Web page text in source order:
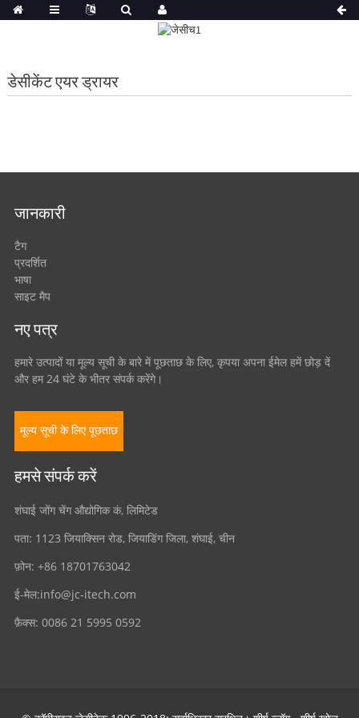
डेसीकेंट एयर ड्रायर
जानकारी
टैग
प्रदर्शित
भाषा
साइट मैप
नए पत्र
हमारे उत्पादों या मूल्य सूची के बारे में पूछताछ के लिए, कृपया अपना ईमेल हमें छोड़ दें
और हम 24 घंटे के भीतर संपर्क करेंगे।
मूल्य सूची के लिए पूछताछ
हमसे संपर्क करें
शंघाई जोंग चेंग औद्योगिक कं, लिमिटेड
पता: 1123 जियाक्सिन रोड, जियाडिंग जिला, शंघाई, चीन
फ़ोन: +86 18701763042
ई-मेल:info@jc-itech.com
फ़ैक्स: 0086 21 5995 0592